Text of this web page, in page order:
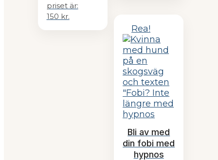
priset är:
150 kr.
Rea!
Bli av med
din fobi med
hypnos